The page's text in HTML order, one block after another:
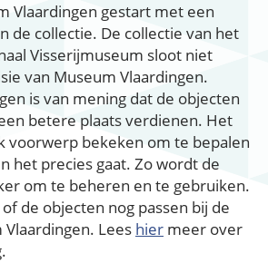
Vlaardingen gestart met een
de collectie. De collectie van het
Visserijmuseum sloot niet
van Museum Vlaardingen.
is van mening dat de objecten
betere plaats verdienen. Het
voorwerp bekeken om te bepalen
het precies gaat. Zo wordt de
om te beheren en te gebruiken.
de objecten nog passen bij de
Lees hier meer over